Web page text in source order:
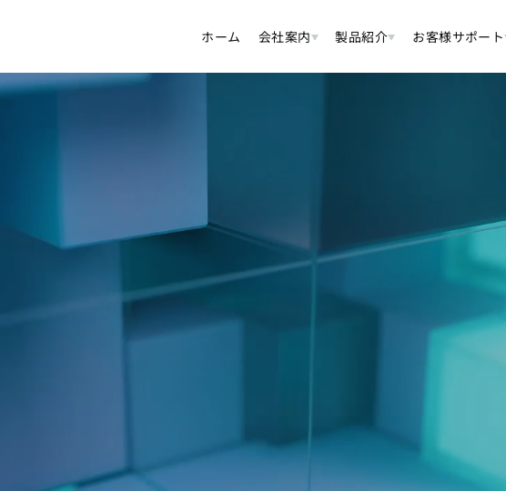
ホーム 会社案内 製品紹介 お客様サポート